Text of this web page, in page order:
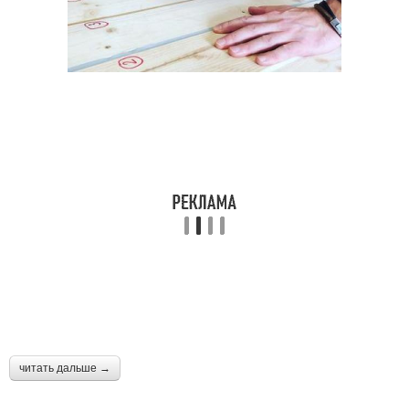
Подготовки к ремонту Квартира к ремонту
читать дальше →